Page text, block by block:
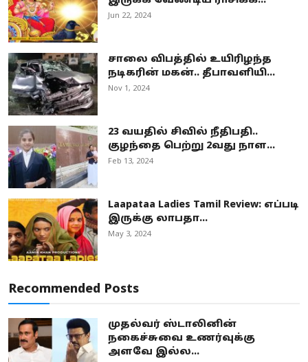
Jun 22, 2024
சாலை விபத்தில் உயிரிழந்த
நடிகரின் மகன்.. தீபாவளியி...
Nov 1, 2024
23 வயதில் சிவில் நீதிபதி..
குழந்தை பெற்று 2வது நாள...
Feb 13, 2024
Laapataa Ladies Tamil Review: எப்படி
இருக்கு லாபதா...
May 3, 2024
Recommended Posts
முதல்வர் ஸ்டாலினின்
நகைச்சுவை உணர்வுக்கு
அளவே இல்ல...